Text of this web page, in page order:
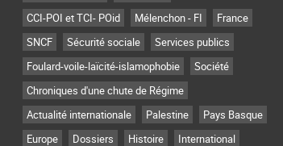
CCI-POI et TCI- POid
Mélenchon - FI
France
SNCF
Sécurité sociale
Services publics
Foulard-voile-laïcité-islamophobie
Société
Chroniques d'une chute de Régime
Actualité internationale
Palestine
Pays Basque
Europe
Dossiers Histoire International